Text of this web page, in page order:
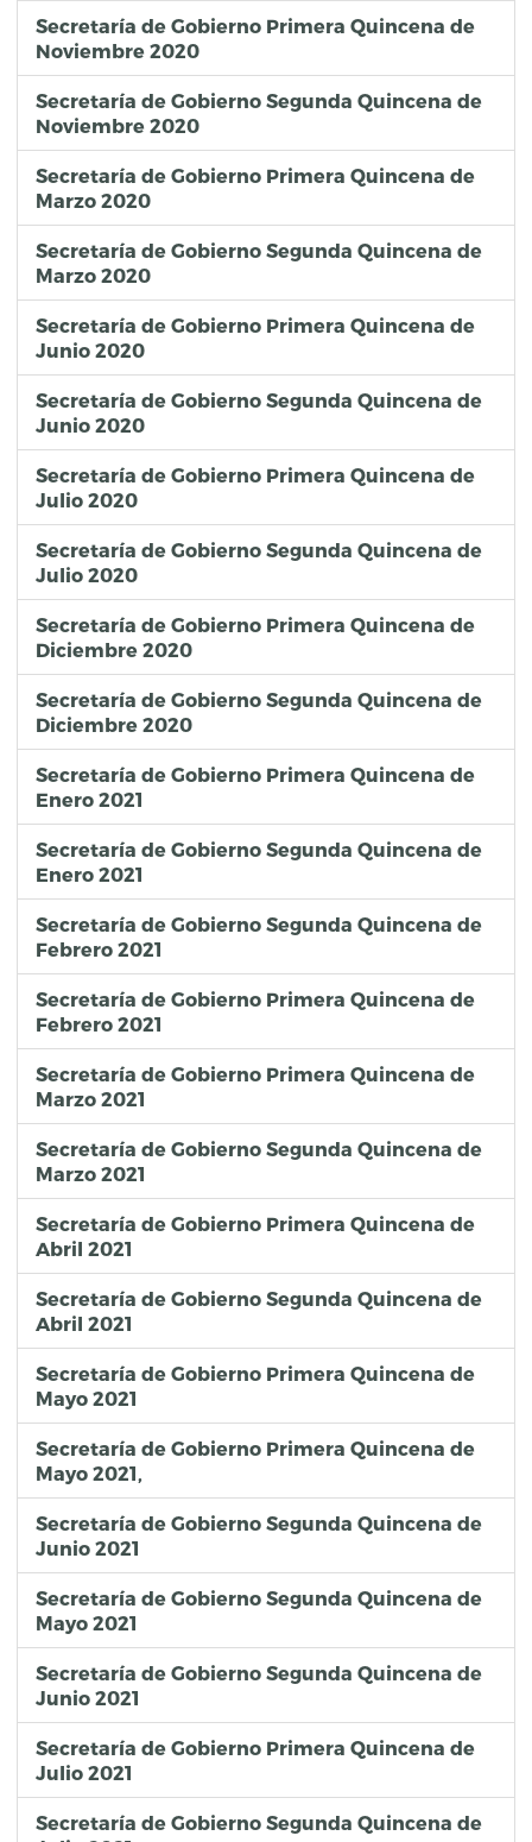
Secretaría de Gobierno Primera Quincena de
Noviembre 2020
Secretaría de Gobierno Segunda Quincena de
Noviembre 2020
Secretaría de Gobierno Primera Quincena de
Marzo 2020
Secretaría de Gobierno Segunda Quincena de
Marzo 2020
Secretaría de Gobierno Primera Quincena de
Junio 2020
Secretaría de Gobierno Segunda Quincena de
Junio 2020
Secretaría de Gobierno Primera Quincena de
Julio 2020
Secretaría de Gobierno Segunda Quincena de
Julio 2020
Secretaría de Gobierno Primera Quincena de
Diciembre 2020
Secretaría de Gobierno Segunda Quincena de
Diciembre 2020
Secretaría de Gobierno Primera Quincena de
Enero 2021
Secretaría de Gobierno Segunda Quincena de
Enero 2021
Secretaría de Gobierno Segunda Quincena de
Febrero 2021
Secretaría de Gobierno Primera Quincena de
Febrero 2021
Secretaría de Gobierno Primera Quincena de
Marzo 2021
Secretaría de Gobierno Segunda Quincena de
Marzo 2021
Secretaría de Gobierno Primera Quincena de
Abril 2021
Secretaría de Gobierno Segunda Quincena de
Abril 2021
Secretaría de Gobierno Primera Quincena de
Mayo 2021
Secretaría de Gobierno Primera Quincena de
Mayo 2021,
Secretaría de Gobierno Segunda Quincena de
Junio 2021
Secretaría de Gobierno Segunda Quincena de
Mayo 2021
Secretaría de Gobierno Segunda Quincena de
Junio 2021
Secretaría de Gobierno Primera Quincena de
Julio 2021
Secretaría de Gobierno Segunda Quincena de